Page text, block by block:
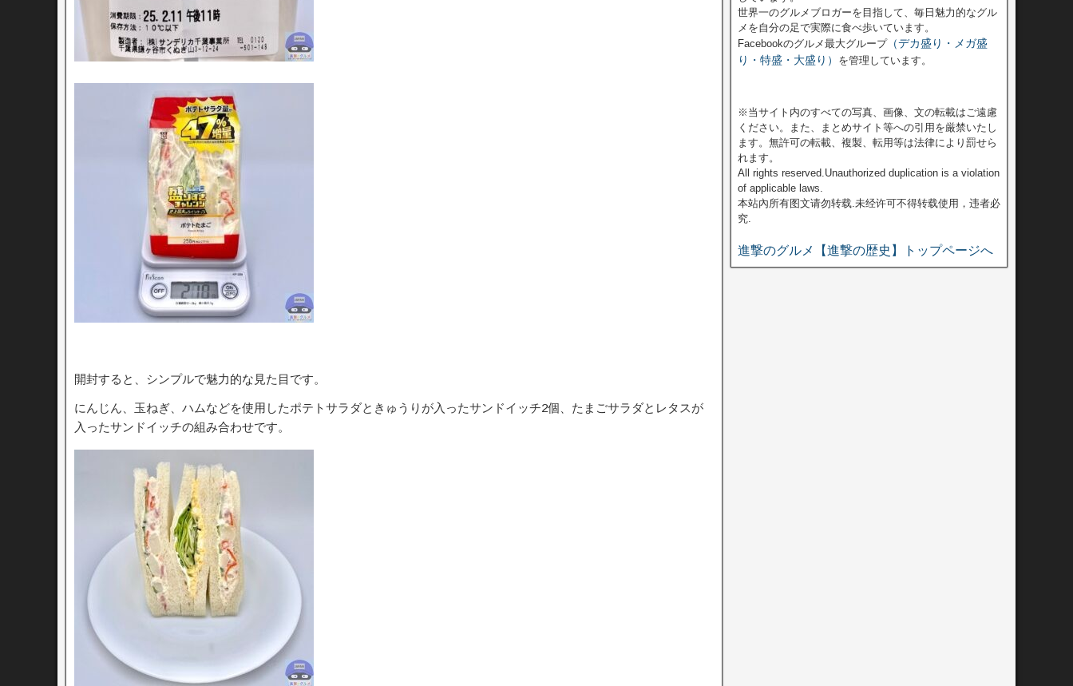
開封すると、シンプルで魅力的な見た目です。
にんじん、玉ねぎ、ハムなどを使用したポテトサラダときゅうりが入ったサンドイッチ2個、たまごサラダとレタスが
入ったサンドイッチの組み合わせです。
世界一のグルメブロガーを目指して、毎日魅力的なグル
メを自分の足で実際に食べ歩いています。
Facebookのグルメ最大グループ（デカ盛り・メガ盛
り・特盛・大盛り） を管理しています。
※当サイト内のすべての写真、画像、文の転載はご遠慮
ください。また、まとめサイト等への引用を厳禁いたし
ます。無許可の転載、複製、転用等は法律により罰せら
れます。
All rights reserved.Unauthorized duplication is a violation
of applicable laws.
本站內所有图文请勿转载.未经许可不得转载使用，违者必
究.
進撃のグルメ【進撃の歴史】トップページへ